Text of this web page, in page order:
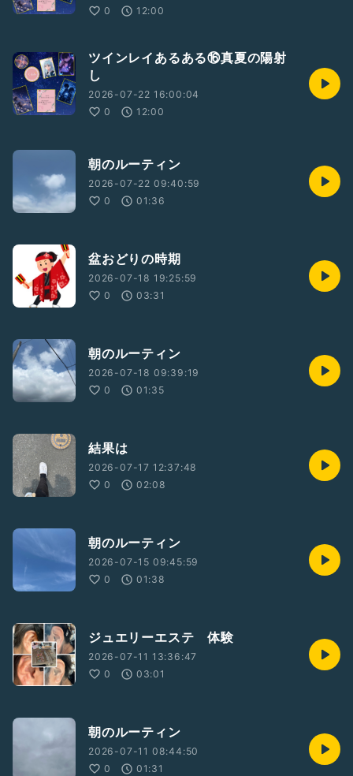
0
12:00
ツインレイあるある⑯真夏の陽射
し
2026-07-22 16:00:04
0
12:00
朝のルーティン
2026-07-22 09:40:59
0
01:36
盆おどりの時期
2026-07-18 19:25:59
0
03:31
朝のルーティン
2026-07-18 09:39:19
0
01:35
結果は
2026-07-17 12:37:48
0
02:08
朝のルーティン
2026-07-15 09:45:59
0
01:38
ジュエリーエステ 体験
2026-07-11 13:36:47
0
03:01
朝のルーティン
2026-07-11 08:44:50
0
01:31